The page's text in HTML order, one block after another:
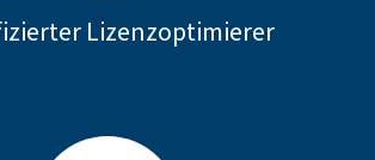
Lizenzoptimierer